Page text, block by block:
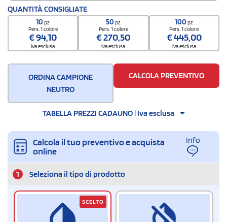
Codice doganale
4202929890000000000000
Quantità per confezione
80 / Polybag
Quantità per scatola
80
QUANTITÀ CONSIGLIATE
10pz
Pers. 1 colore
€94,10
iva esclusa
50pz
Pers. 1 colore
€270,50
iva esclusa
100pz
Pers. 1 colore
€445,00
iva esclusa
ORDINA CAMPIONE
NEUTRO
CALCOLA PREVENTIVO
TABELLA PREZZI CADAUNO | Iva esclusa
Calcola il tuo preventivo e acquista
online
Info
1 Seleziona il tipo di prodotto
SCELTO